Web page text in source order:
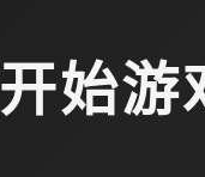
开始游